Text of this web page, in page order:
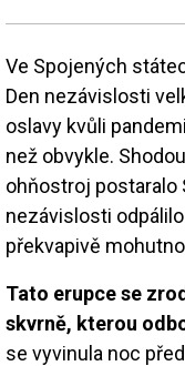
Ve Spojených
Den nezávislosti
oslavy kvůli
než obvykle.
ohňostroj postaralo
nezávislosti
překvapivě
Tato erupce se
skvrně, kterou
se vyvinula noc